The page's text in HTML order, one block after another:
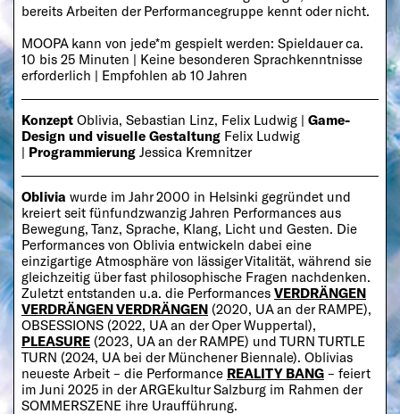
bereits Arbeiten der Performancegruppe kennt oder nicht.
MOOPA kann von jede*m gespielt werden: Spieldauer ca.
10 bis 25 Minuten | Keine besonderen Sprachkenntnisse
erforderlich | Empfohlen ab 10 Jahren
Konzept Oblivia, Sebastian Linz, Felix Ludwig | Game-
Design und visuelle Gestaltung Felix Ludwig
| Programmierung Jessica Kremnitzer
Oblivia wurde im Jahr 2000 in Helsinki gegründet und
kreiert seit fünfundzwanzig Jahren Performances aus
Bewegung, Tanz, Sprache, Klang, Licht und Gesten. Die
Performances von Oblivia entwickeln dabei eine
einzigartige Atmosphäre von lässiger Vitalität, während sie
gleichzeitig über fast philosophische Fragen nachdenken.
Zuletzt entstanden u.a. die Performances VERDRÄNGEN
VERDRÄNGEN VERDRÄNGEN (2020, UA an der RAMPE),
OBSESSIONS (2022, UA an der Oper Wuppertal),
PLEASURE (2023, UA an der RAMPE) und TURN TURTLE
TURN (2024, UA bei der Münchener Biennale). Oblivias
neueste Arbeit – die Performance REALITY BANG – feiert
im Juni 2025 in der ARGEkultur Salzburg im Rahmen der
SOMMERSZENE ihre Uraufführung.